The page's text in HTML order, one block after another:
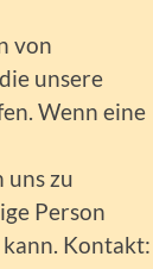
von
unsere
Wenn eine
uns zu
Person
Kontakt: